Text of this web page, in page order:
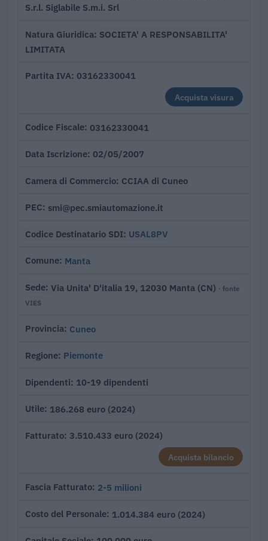
S.r.l. Siglabile S.m.i. Srl
Natura Giuridica SOCIETA' A RESPONSABILITA'
LIMITATA
Partita IVA 03162330041
Acquista visura
Codice Fiscale 03162330041
Data Iscrizione 02/05/2007
Camera di Commercio CCIAA di Cuneo
PEC smi@pec.smiautomazione.it
Codice Destinatario SDI USAL8PV
Comune Manta
Sede Via Unita' D'italia 19, 12030 Manta (CN) · fonte
VIES
Provincia Cuneo
Regione Piemonte
Dipendenti 10-19 dipendenti
Utile 186.268 euro (2024)
Fatturato 3.510.433 euro (2024)
Acquista bilancio
Fascia Fatturato 2-5 milioni
Costo del Personale 1.014.384 euro (2024)